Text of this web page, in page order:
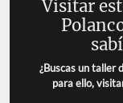
Visitar
¿Buscas un taller
para ello,